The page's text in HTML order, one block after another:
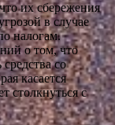
их сбережения
в случае
налогам.
о том, что
со
касается
столкнуться с